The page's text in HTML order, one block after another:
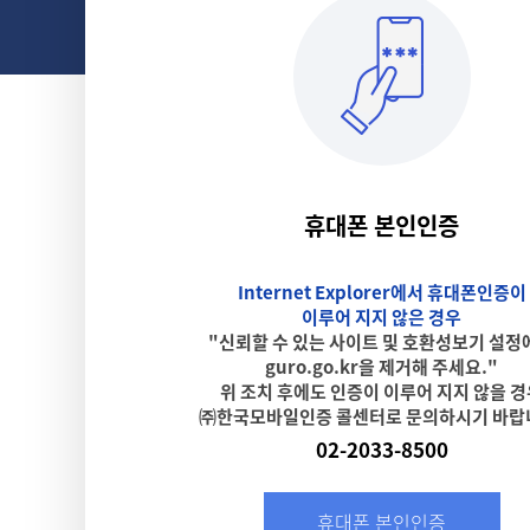
휴대폰 본인인증
Internet Explorer에서 휴대폰인증이
이루어 지지 않은 경우
"신뢰할 수 있는 사이트 및 호환성보기 설정
guro.go.kr을 제거해 주세요."
위 조치 후에도 인증이 이루어 지지 않을
㈜한국모바일인증 콜센터로 문의하시기 바
02-2033-8500
휴대폰 본인인증